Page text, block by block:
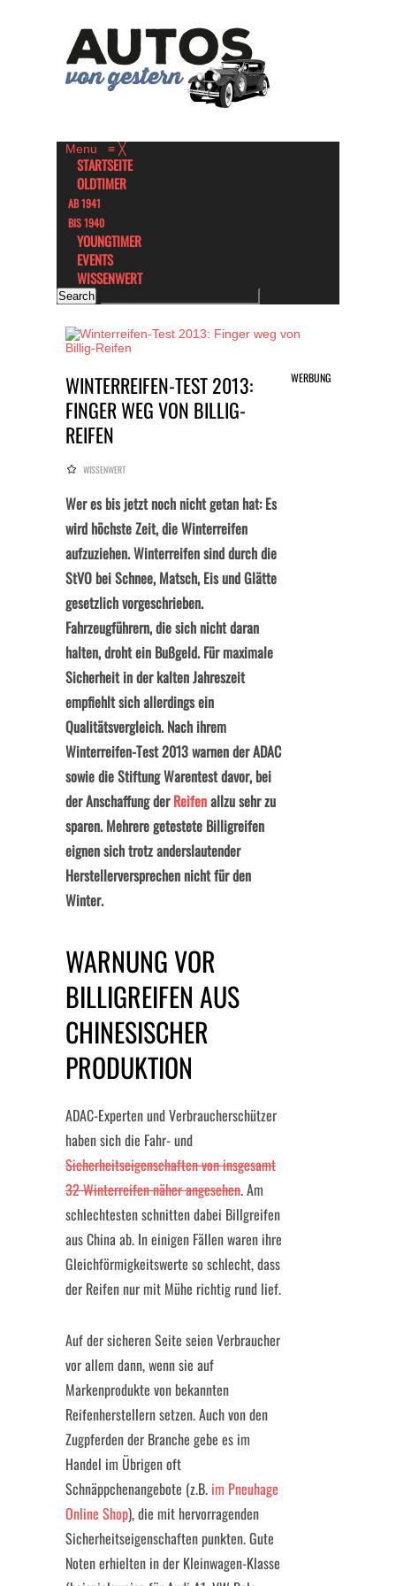
Menu ≡ ╳
STARTSEITE
OLDTIMER
AB 1941
BIS 1940
YOUNGTIMER
EVENTS
WISSENWERT
WINTERREIFEN-TEST 2013:
FINGER WEG VON BILLIG-
REIFEN
WERBUNG
WISSENWERT
Wer es bis jetzt noch nicht getan hat: Es
wird höchste Zeit, die Winterreifen
aufzuziehen. Winterreifen sind durch die
StVO bei Schnee, Matsch, Eis und Glätte
gesetzlich vorgeschrieben.
Fahrzeugführern, die sich nicht daran
halten, droht ein Bußgeld. Für maximale
Sicherheit in der kalten Jahreszeit
empfiehlt sich allerdings ein
Qualitätsvergleich. Nach ihrem
Winterreifen-Test 2013 warnen der ADAC
sowie die Stiftung Warentest davor, bei
der Anschaffung derReifenallzu sehr zu
sparen. Mehrere getestete Billigreifen
eignen sich trotz anderslautender
Herstellerversprechen nicht für den
Winter.
WARNUNG VOR
BILLIGREIFEN AUS
CHINESISCHER
PRODUKTION
ADAC-Experten und Verbraucherschützer
haben sich die Fahr- und
Sicherheitseigenschaften von insgesamt
32 Winterreifen näher angesehen. Am
schlechtesten schnitten dabei Billgreifen
aus China ab. In einigen Fällen waren ihre
Gleichförmigkeitswerte so schlecht, dass
der Reifen nur mit Mühe richtig rund lief.
Auf der sicheren Seite seien Verbraucher
vor allem dann, wenn sie auf
Markenprodukte von bekannten
Reifenherstellern setzen. Auch von den
Zugpferden der Branche gebe es im
Handel im Übrigen oft
Schnäppchenangebote (z.B. im Pneuhage
Online Shop), die mit hervorragenden
Sicherheitseigenschaften punkten. Gute
Noten erhielten in der Kleinwagen-Klasse